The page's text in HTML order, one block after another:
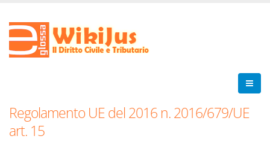
Regolamento UE del 2016 n. 2016/679/UE
art. 15